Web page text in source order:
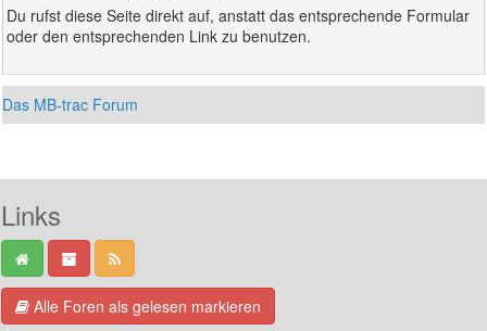
Du rufst diese Seite direkt auf, anstatt das entsprechende Formular
oder den entsprechenden Link zu benutzen.
Das MB-trac Forum
Links
Alle Foren als gelesen markieren